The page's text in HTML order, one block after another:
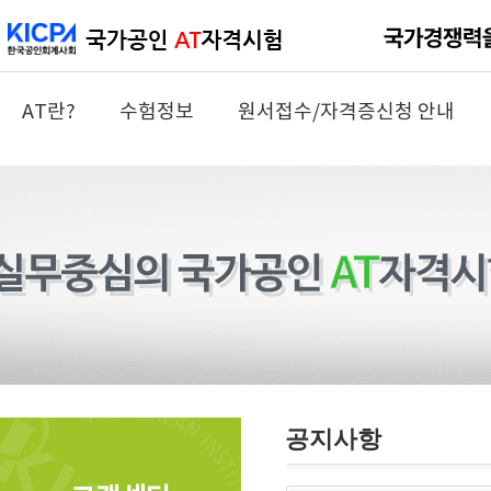
AT란? 수험정보 원서접수/자격증신청 안내
공지사항